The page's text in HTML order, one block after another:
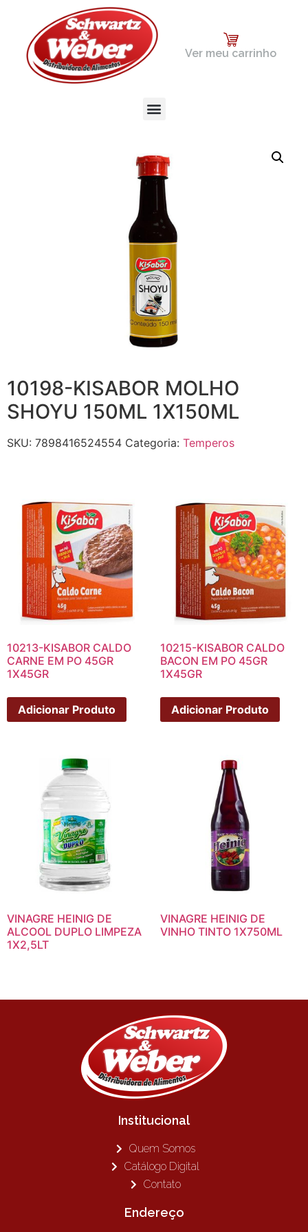
Ver meu carrinho
10198-KISABOR MOLHO
SHOYU 150ML 1X150ML
SKU: 7898416524554 Categoria: Temperos
10213-KISABOR CALDO
CARNE EM PO 45GR
1X45GR
Adicionar Produto
10215-KISABOR CALDO
BACON EM PO 45GR
1X45GR
Adicionar Produto
VINAGRE HEINIG DE
ALCOOL DUPLO LIMPEZA
1X2,5LT
VINAGRE HEINIG DE
VINHO TINTO 1X750ML
Institucional
Quem Somos
Catálogo Digital
Contato
Endereço